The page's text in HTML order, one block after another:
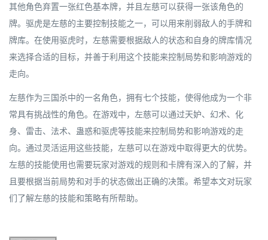
其他角色弃置一张红色基本牌，并且左慈可以获得一张该角色的
牌。驱虎是左慈的主要控制技能之一，可以用来削弱敌人的手牌和
牌库。在使用驱虎时，左慈需要根据敌人的状态和自身的牌库情况
来选择合适的目标，并善于利用这个技能来控制局势和影响游戏的
走向。
左慈作为三国杀中的一名角色，拥有七个技能，使得他成为一个非
常具有挑战性的角色。在游戏中，左慈可以通过天妒、幻术、化
身、雷击、法术、蛊惑和驱虎等技能来控制局势和影响游戏的走
向。通过灵活运用这些技能，左慈可以在游戏中取得更大的优势。
左慈的技能使用也需要玩家对游戏的规则和卡牌有深入的了解，并
且要根据当前局势和对手的状态做出正确的决策。希望本文对玩家
们了解左慈的技能和策略有所帮助。